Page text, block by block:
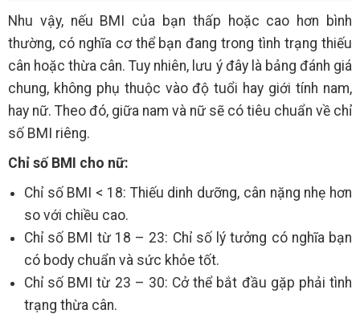
Nhu vậy, nếu BMI của bạn thấp hoặc cao hơn bình
thường, có nghĩa cơ thể bạn đang trong tình trạng thiếu
cân hoặc thừa cân. Tuy nhiên, lưu ý đây là bảng đánh giá
chung, không phụ thuộc vào độ tuổi hay giới tính nam,
hay nữ. Theo đó, giữa nam và nữ sẽ có tiêu chuẩn về chỉ
số BMI riêng.
Chỉ số BMI cho nữ:
Chỉ số BMI < 18: Thiếu dinh dưỡng, cân nặng nhẹ hơn
so với chiều cao.
Chỉ số BMI từ 18 – 23: Chỉ số lý tưởng có nghĩa bạn
có body chuẩn và sức khỏe tốt.
Chỉ số BMI từ 23 – 30: Cở thể bắt đầu gặp phải tình
trạng thừa cân.